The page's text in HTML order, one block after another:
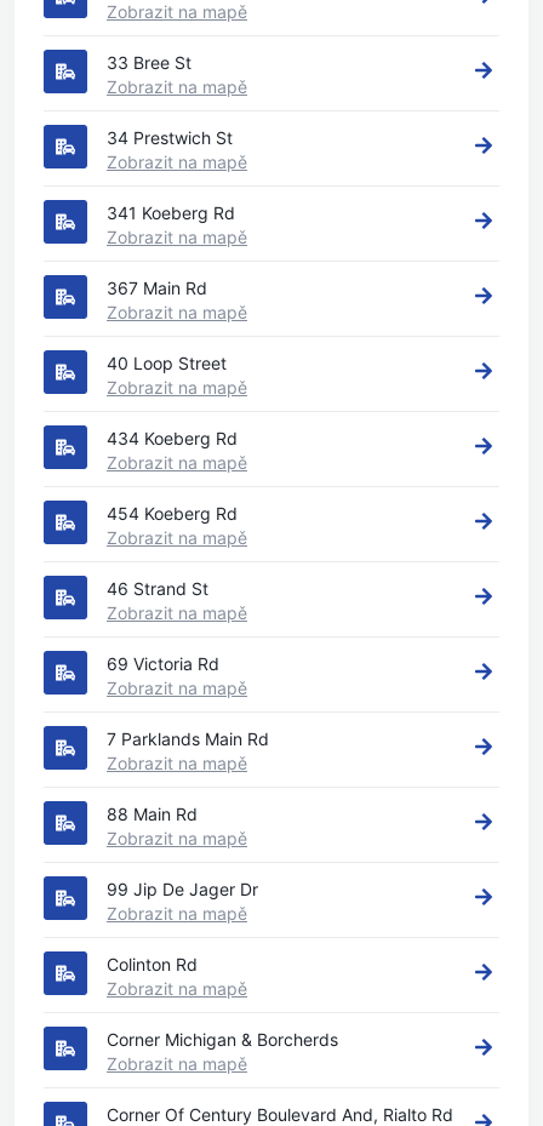
Zobrazit na mapě
33 Bree St
Zobrazit na mapě
34 Prestwich St
Zobrazit na mapě
341 Koeberg Rd
Zobrazit na mapě
367 Main Rd
Zobrazit na mapě
40 Loop Street
Zobrazit na mapě
434 Koeberg Rd
Zobrazit na mapě
454 Koeberg Rd
Zobrazit na mapě
46 Strand St
Zobrazit na mapě
69 Victoria Rd
Zobrazit na mapě
7 Parklands Main Rd
Zobrazit na mapě
88 Main Rd
Zobrazit na mapě
99 Jip De Jager Dr
Zobrazit na mapě
Colinton Rd
Zobrazit na mapě
Corner Michigan & Borcherds
Zobrazit na mapě
Corner Of Century Boulevard And, Rialto Rd